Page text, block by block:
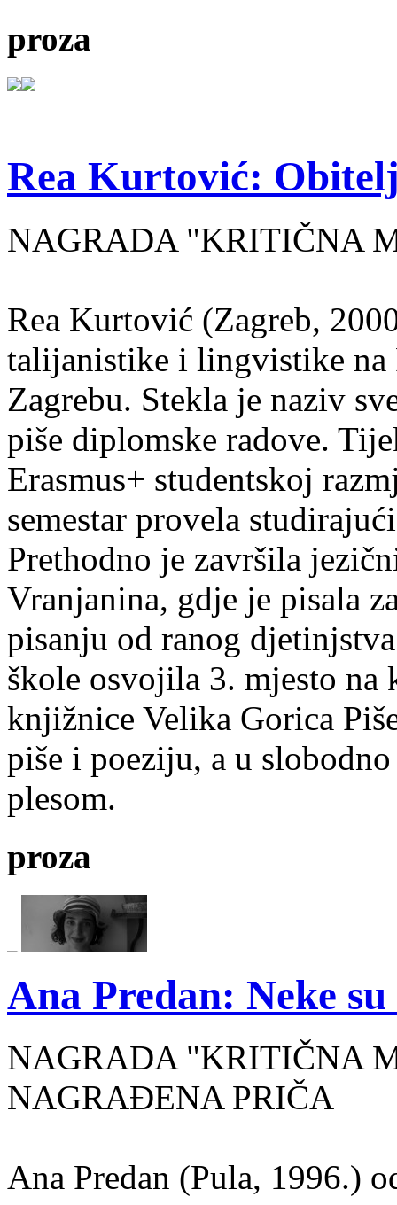
proza
Rea Kurtović:
NAGRADA "KRITIČNA
Rea Kurtović (Zagreb,
talijanistike i lingvistike
Zagrebu. Stekla je naziv
piše diplomske radove.
Erasmus+ studentskoj
semestar provela
Prethodno je završila
Vranjanina, gdje je pisala
pisanju od ranog
škole osvojila 3. mjesto na
knjižnice Velika Gorica
piše i poeziju, a u
plesom.
proza
Ana Predan: Neke
NAGRADA "KRITIČNA
NAGRAĐENA PRIČA
Ana Predan (Pula, 1996.)